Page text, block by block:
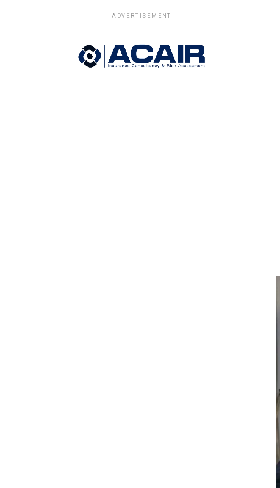
ADVERTISEMENT